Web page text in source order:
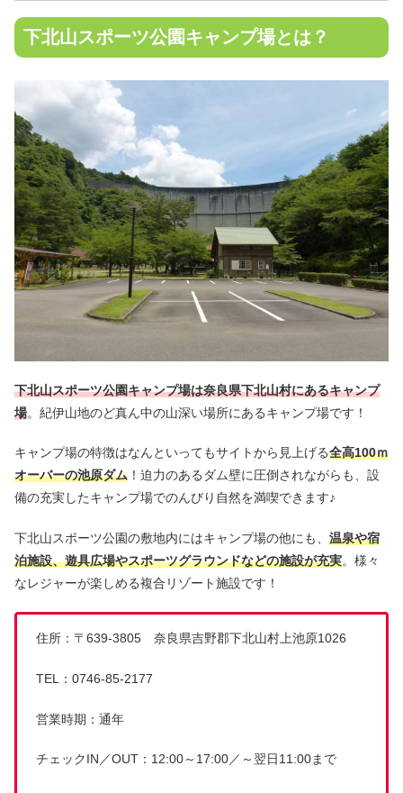
下北山スポーツ公園キャンプ場とは？
下北山スポーツ公園キャンプ場は奈良県下北山村にあるキャンプ
場。紀伊山地のど真ん中の山深い場所にあるキャンプ場です！
キャンプ場の特徴はなんといってもサイトから見上げる全高100ｍ
オーバーの池原ダム ！迫力のあるダム壁に圧倒されながらも、設
備の充実したキャンプ場でのんびり自然を満喫できます♪
下北山スポーツ公園の敷地内にはキャンプ場の他にも、 温泉や宿
泊施設、遊具広場やスポーツグラウンドなどの施設が充実。様々
なレジャーが楽しめる複合リゾート施設です！
住所：〒639-3805 奈良県吉野郡下北山村上池原1026
TEL：0746-85-2177
営業時期：通年
チェックIN／OUT：12:00～17:00／～翌日11:00まで